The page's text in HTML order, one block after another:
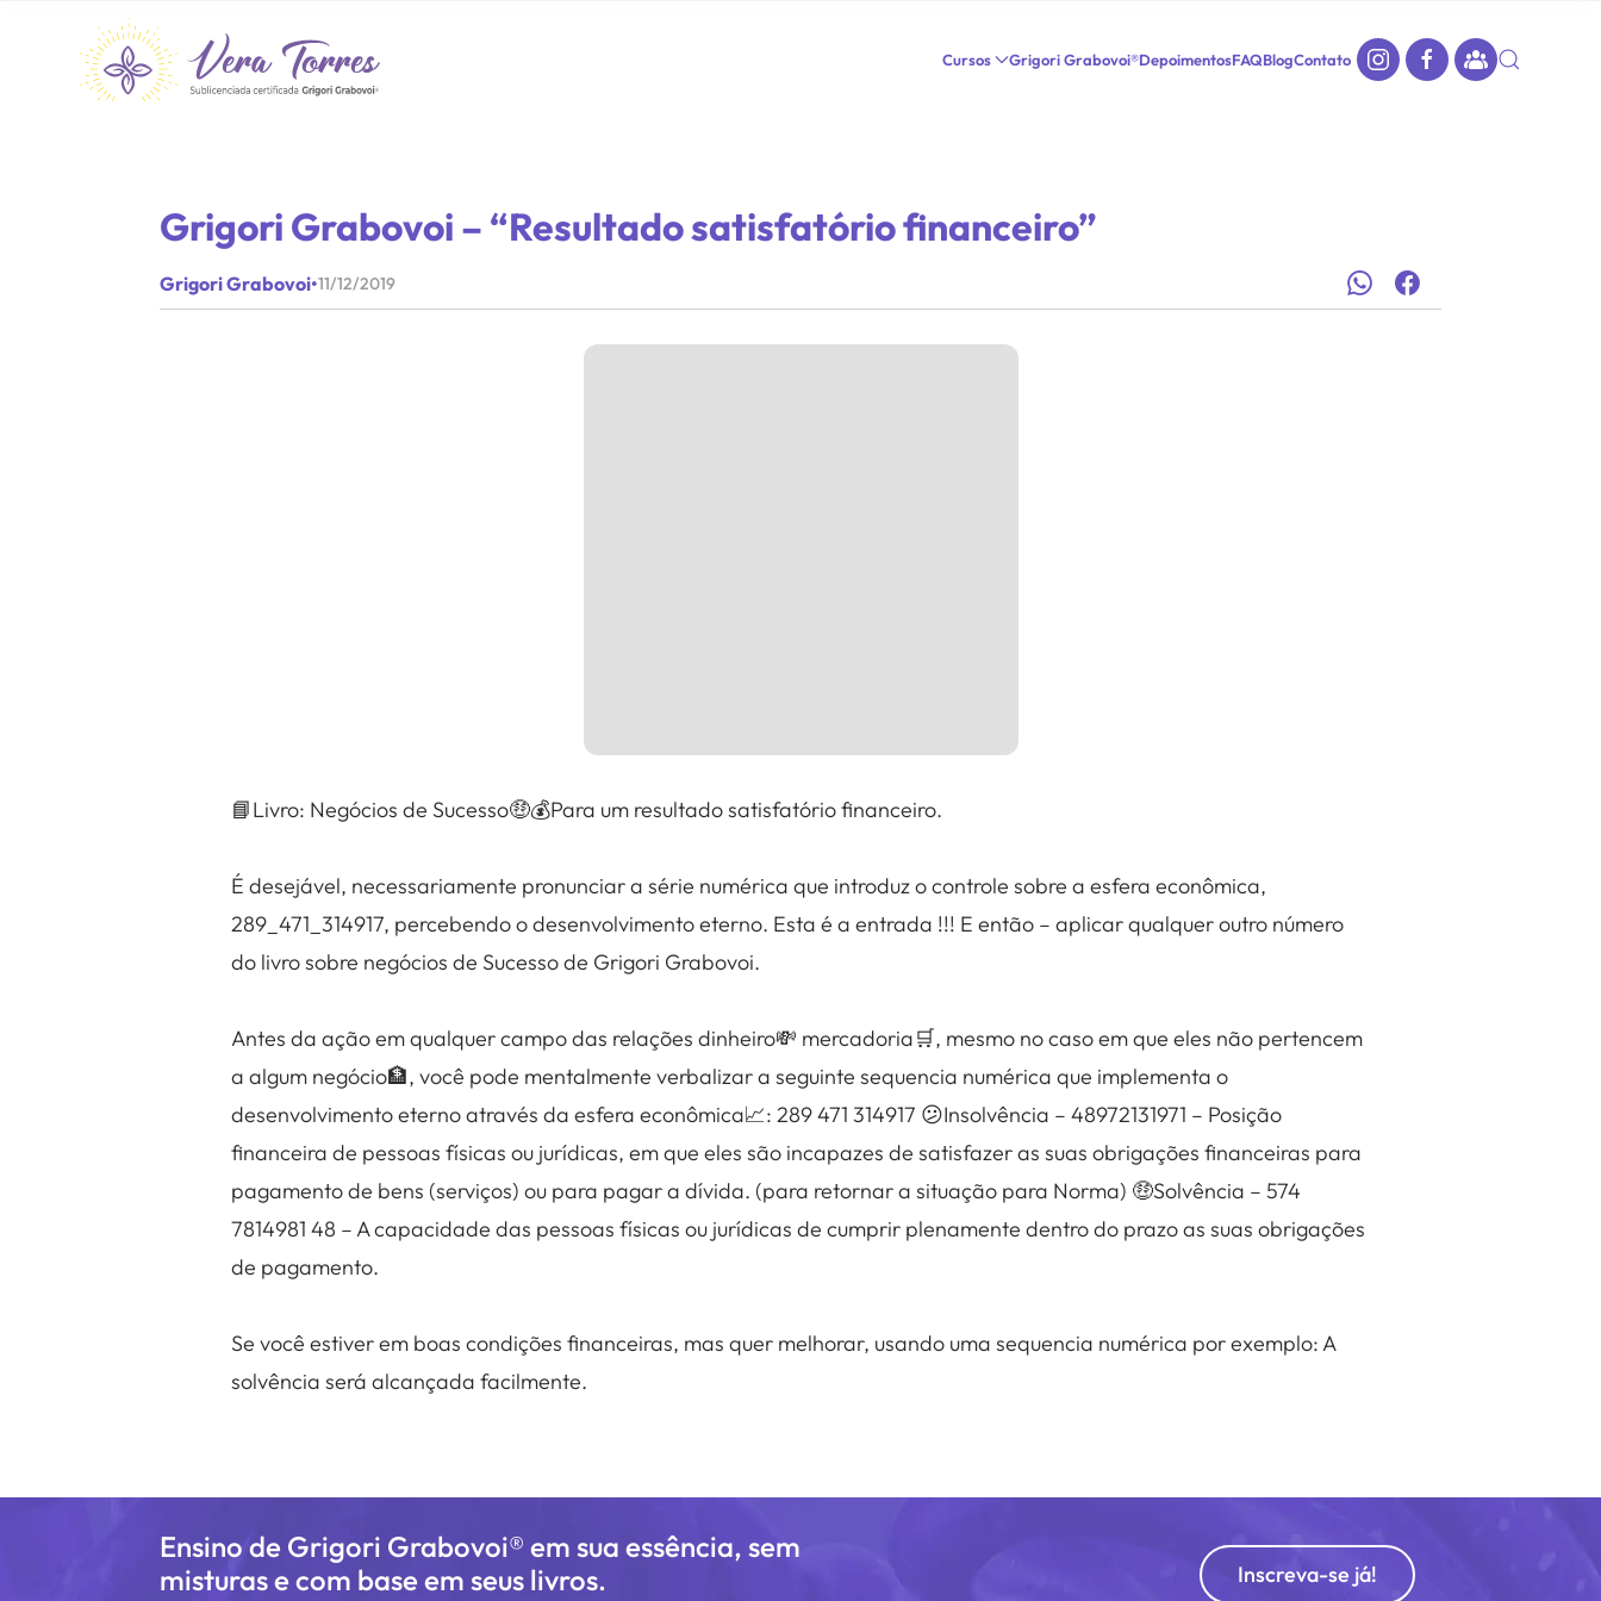
Cursos Grigori Grabovoi®DepoimentosFAQBlogContato
Grigori Grabovoi – “Resultado satisfatório financeiro”
Grigori Grabovoi•11/12/2019
📘Livro: Negócios de Sucesso🤑💰Para um resultado satisfatório financeiro.
É desejável, necessariamente pronunciar a série numérica que introduz o controle sobre a esfera econômica,
289_471_314917, percebendo o desenvolvimento eterno. Esta é a entrada !!! E então – aplicar qualquer outro número
do livro sobre negócios de Sucesso de Grigori Grabovoi.
Antes da ação em qualquer campo das relações dinheiro💸 mercadoria🛒, mesmo no caso em que eles não pertencem
a algum negócio🏦, você pode mentalmente verbalizar a seguinte sequencia numérica que implementa o
desenvolvimento eterno através da esfera econômica📈: 289 471 314917 😕Insolvência – 48972131971 – Posição
financeira de pessoas físicas ou jurídicas, em que eles são incapazes de satisfazer as suas obrigações financeiras para
pagamento de bens (serviços) ou para pagar a dívida. (para retornar a situação para Norma) 🤑Solvência – 574
7814981 48 – A capacidade das pessoas físicas ou jurídicas de cumprir plenamente dentro do prazo as suas obrigações
de pagamento.
Se você estiver em boas condições financeiras, mas quer melhorar, usando uma sequencia numérica por exemplo: A
solvência será alcançada facilmente.
Ensino de Grigori Grabovoi® em sua essência, sem
misturas e com base em seus livros.
Inscreva-se já!